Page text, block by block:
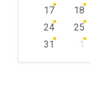
17
18
24
25
31
1